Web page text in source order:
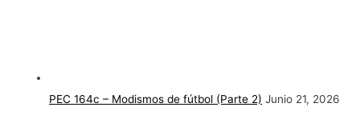
PEC 164c – Modismos de fútbol (Parte 2) Junio 21, 2026